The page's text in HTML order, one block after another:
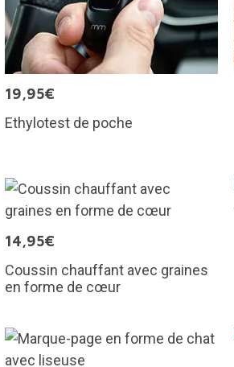
19,95€
Ethylotest de poche
14,95€
Coussin chauffant avec graines
en forme de cœur